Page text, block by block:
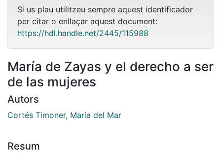
Si us plau utilitzeu sempre aquest identificador
per citar o enllaçar aquest document:
https://hdl.handle.net/2445/115988
María de Zayas y el derecho a ser
de las mujeres
Autors
Cortés Timoner, María del Mar
Resum